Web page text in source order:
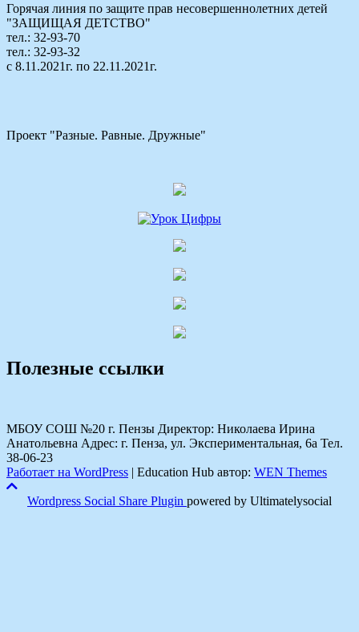
Горячая линия по защите прав несовершеннолетних детей
"ЗАЩИЩАЯ ДЕТСТВО"
тел.: 32-93-70
тел.: 32-93-32
с 8.11.2021г. по 22.11.2021г.
Проект "Разные. Равные. Дружные"
Полезные ссылки
МБОУ СОШ №20 г. Пензы Директор: Николаева Ирина
Анатольевна Адрес: г. Пенза, ул. Экспериментальная, 6а Тел.
38-06-23
Работает на WordPress | Education Hub автор: WEN Themes
Wordpress Social Share Plugin powered by Ultimatelysocial